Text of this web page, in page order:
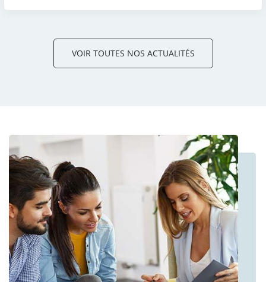
VOIR TOUTES NOS ACTUALITÉS